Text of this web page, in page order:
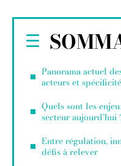
Panorama actuel
acteurs et
Quels sont les
secteur aujourd’hui
Entre régulation,
défis à relever